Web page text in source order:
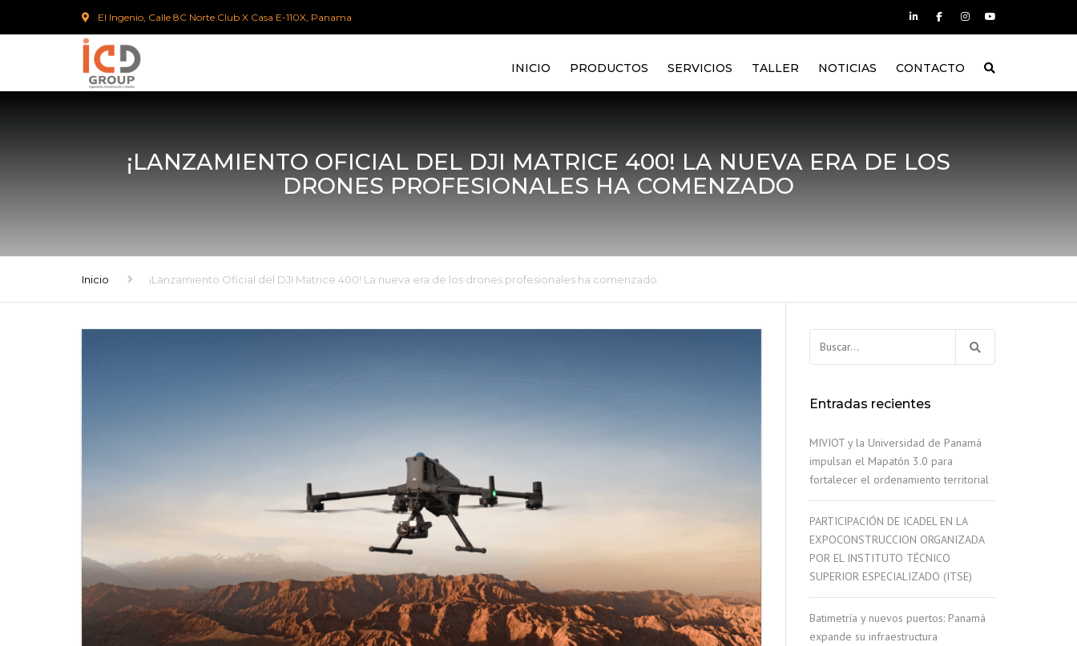
El Ingenio, Calle 8C Norte Club X Casa E-110X, Panama
INICIO PRODUCTOS SERVICIOS TALLER NOTICIAS CONTACTO
¡LANZAMIENTO OFICIAL DEL DJI MATRICE 400! LA NUEVA ERA DE LOS
DRONES PROFESIONALES HA COMENZADO
Inicio ¡Lanzamiento Oficial del DJI Matrice 400! La nueva era de los drones profesionales ha comenzado
Entradas recientes
MIVIOT y la Universidad de Panamá
impulsan el Mapatón 3.0 para
fortalecer el ordenamiento territorial
PARTICIPACIÓN DE ICADEL EN LA
EXPOCONSTRUCCION ORGANIZADA
POR EL INSTITUTO TÉCNICO
SUPERIOR ESPECIALIZADO (ITSE)
Batimetría y nuevos puertos: Panamá
expande su infraestructura